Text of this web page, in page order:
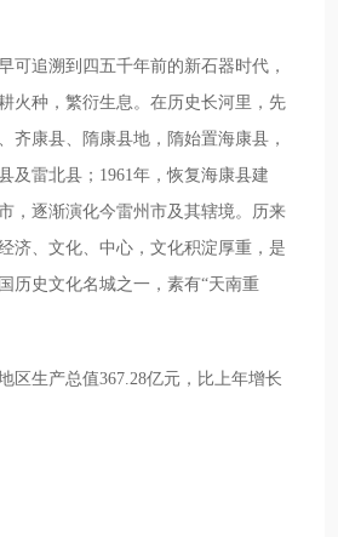
可追溯到四五千年前的新石器时代，
火种，繁衍生息。在历史长河里，先
齐康县、隋康县地，隋始置海康县，
及雷北县；1961年，恢复海康县建
，逐渐演化今雷州市及其辖境。历来
济、文化、中心，文化积淀厚重，是
历史文化名城之一，素有“天南重
区生产总值367.28亿元，比上年增长